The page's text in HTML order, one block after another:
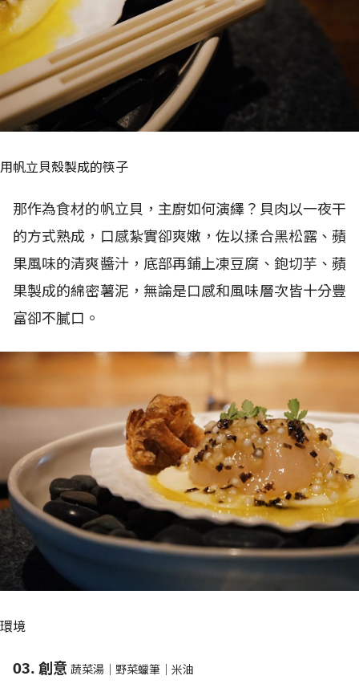
用帆立貝殼製成的筷子
那作為食材的帆立貝，主廚如何演繹？貝肉以一夜干
的方式熟成，口感紮實卻爽嫩，佐以揉合黑松露、蘋
果風味的清爽醬汁，底部再鋪上凍豆腐、鉋切芋、蘋
果製成的綿密薯泥，無論是口感和風味層次皆十分豐
富卻不膩口。
環境
03. 創意 蔬菜湯｜野菜蠟筆｜米油